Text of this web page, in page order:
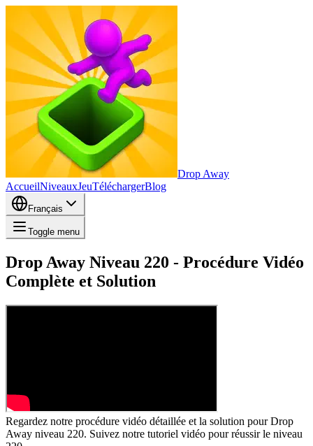
Drop Away
AccueilNiveauxJeuTéléchargerBlog
Français
Toggle menu
Drop Away Niveau 220 - Procédure Vidéo
Complète et Solution
Regardez notre procédure vidéo détaillée et la solution pour Drop
Away niveau 220. Suivez notre tutoriel vidéo pour réussir le niveau